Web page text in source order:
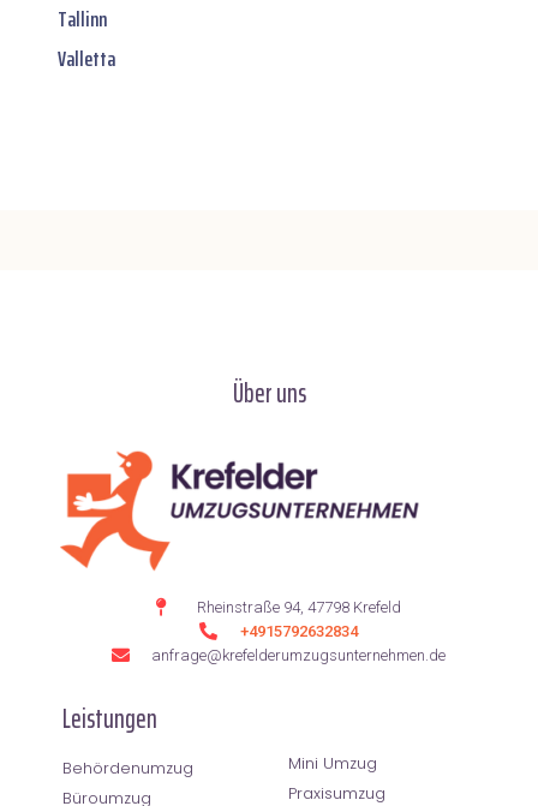
Tallinn
Valletta
Über uns
Rheinstraße 94, 47798 Krefeld
+4915792632834
anfrage@krefelderumzugsunternehmen.de
Leistungen
Behördenumzug
Büroumzug
Mini Umzug
Praxisumzug